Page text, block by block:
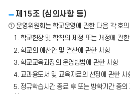
제15조 (심의사항 등)
① 운영위원회는 학교운영에 관한 다음 각 호의
1. 학교헌장 및 학칙의 제정 또는 개정에 관
2. 학교의 예산안 및 결산에 관한 사항
3. 학교교육과정의 운영방법에 관한 사항
4. 교과용도서 및 교육자료의 선정에 관한 사
5. 정규학습시간 종료 후 또는 방학기간 중